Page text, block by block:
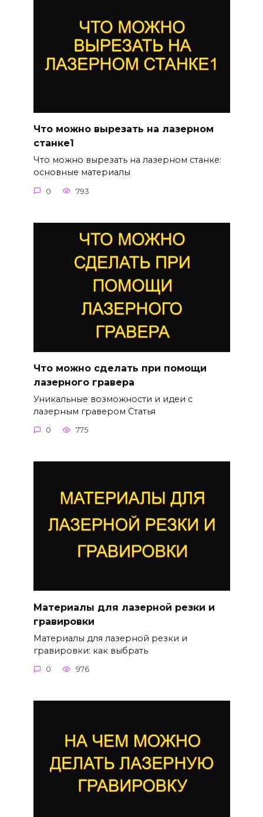
Что можно вырезать на лазерном
станке1
Что можно вырезать на лазерном станке:
основные материалы
0 793
Что можно сделать при помощи
лазерного гравера
Уникальные возможности и идеи с
лазерным гравером Статья
0 775
Материалы для лазерной резки и
гравировки
Материалы для лазерной резки и
гравировки: как выбрать
0 976